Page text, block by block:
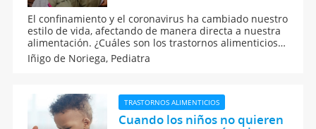
El confinamiento y el coronavirus ha cambiado nuestro
estilo de vida, afectando de manera directa a nuestra
alimentación. ¿Cuáles son los trastornos alimenticios
en niños por el confinamiento y el coronavirus? La
COVID 19 ha provocado un aumento de obesidad y
Iñigo de Noriega, Pediatra
TRASTORNOS ALIMENTICIOS
Cuando los niños no quieren